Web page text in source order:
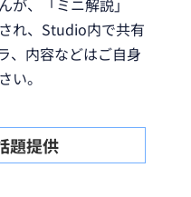
が、「ミニ解説」
れ、Studio内で共有
、内容などはご自身
い。
題提供